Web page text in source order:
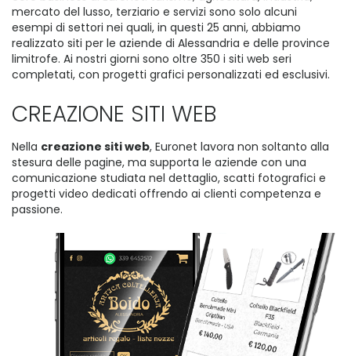
mercato del lusso, terziario e servizi sono solo alcuni
esempi di settori nei quali, in questi 25 anni, abbiamo
realizzato siti per le aziende di Alessandria e delle province
limitrofe. Ai nostri giorni sono oltre 350 i siti web seri
completati, con progetti grafici personalizzati ed esclusivi.
CREAZIONE SITI WEB
Nella creazione siti web, Euronet lavora non soltanto alla
stesura delle pagine, ma supporta le aziende con una
comunicazione studiata nel dettaglio, scatti fotografici e
progetti video dedicati offrendo ai clienti competenza e
passione.